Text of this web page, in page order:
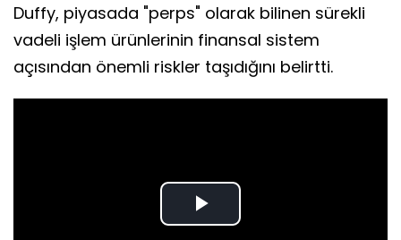
Duffy, piyasada "perps" olarak bilinen sürekli
vadeli işlem ürünlerinin finansal sistem
açısından önemli riskler taşıdığını belirtti.
Play